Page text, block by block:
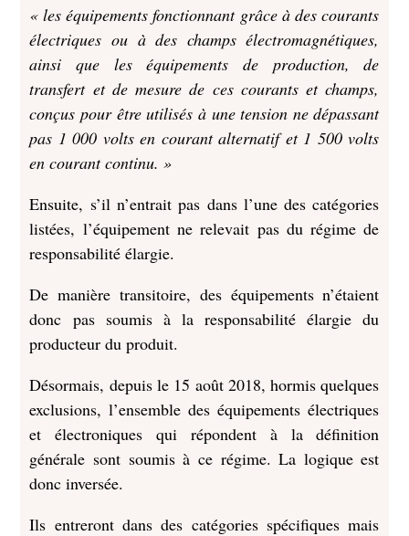
« les équipements fonctionnant grâce à des courants
électriques ou à des champs électromagnétiques,
ainsi que les équipements de production, de
transfert et de mesure de ces courants et champs,
conçus pour être utilisés à une tension ne dépassant
pas 1 000 volts en courant alternatif et 1 500 volts
en courant continu. »
Ensuite, s’il n’entrait pas dans l’une des catégories
listées, l’équipement ne relevait pas du régime de
responsabilité élargie.
De manière transitoire, des équipements n’étaient
donc pas soumis à la responsabilité élargie du
producteur du produit.
Désormais, depuis le 15 août 2018, hormis quelques
exclusions, l’ensemble des équipements électriques
et électroniques qui répondent à la définition
générale sont soumis à ce régime. La logique est
donc inversée.
Ils entreront dans des catégories spécifiques mais